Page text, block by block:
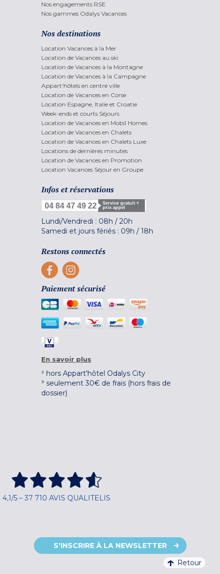
Nos engagements RSE
Nos gammes Odalys Vacances
Nos destinations
Location Vacances à la Mer
Location de Vacances au ski
Location de Vacances à la Montagne
Location de Vacances à la Campagne
Appart'hôtels en centre ville
Location de Vacances en Corse
Location Espagne, Italie et Croatie
Week-ends et courts Séjours
Location de Vacances en Mobil Homes
Location de Vacances en Chalets
Location de Vacances en Chalets Luxe
Locations de dernières minutes
Location de Vacances en Promotion
Location Vacances Séjour en Groupe
Infos et réservations
04 84 47 49 22
Service gratuit +
prix appel
Lundi/Vendredi : 08h / 20h
Samedi et jours fériés : 09h / 18h
Restons connectés
Paiement sécurisé
En savoir plus
² hors Appart'hôtel Odalys City
³ seulement 30€ de frais (hors frais de
dossier)
4,1/5 – 37 710 AVIS QUALITELIS
S'INSCRIRE À LA NEWSLETTER
Retour